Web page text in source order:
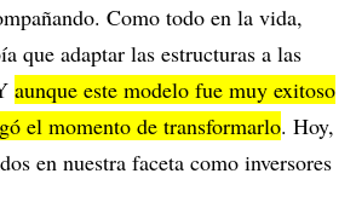
Como todo en la vida,
que adaptar las estructuras a las
aunque este modelo fue muy exitoso
el momento de transformarlo. Hoy,
en nuestra faceta como inversores